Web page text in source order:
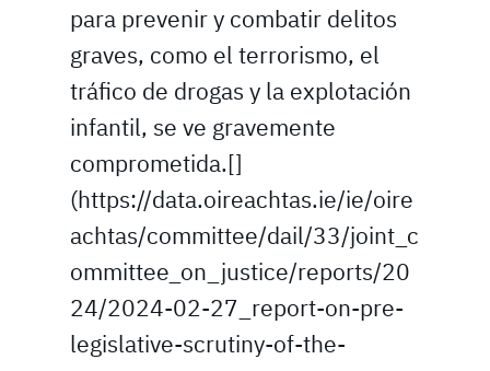
para prevenir y combatir delitos
graves, como el terrorismo, el
tráfico de drogas y la explotación
infantil, se ve gravemente
comprometida.[]
(https://data.oireachtas.ie/ie/oire
achtas/committee/dail/33/joint_c
ommittee_on_justice/reports/20
24/2024-02-27_report-on-pre-
legislative-scrutiny-of-the-